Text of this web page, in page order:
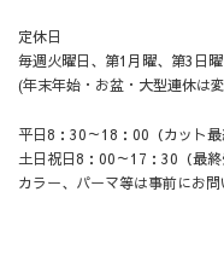
定休日
毎週火曜日、第1月曜、第3日
(年末年始・お盆・大型連休は
平日8：30～18：00（カット最
土日祝日8：00～17：30（最終
カラー、パーマ等は事前にお問